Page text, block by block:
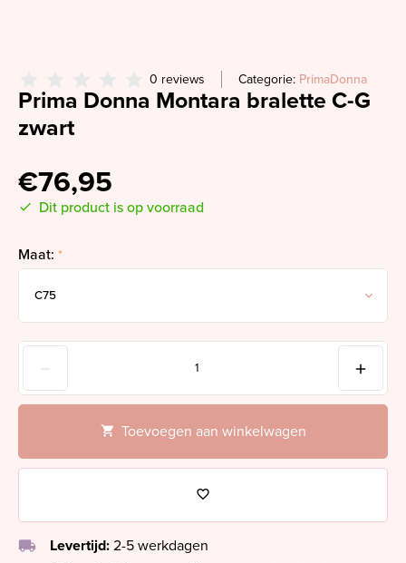
0 reviews Categorie: PrimaDonna
Prima Donna Montara bralette C-G
zwart
€76,95
Dit product is op voorraad
Maat: *
Toevoegen aan winkelwagen
local_shipping Levertijd: 2-5 werkdagen